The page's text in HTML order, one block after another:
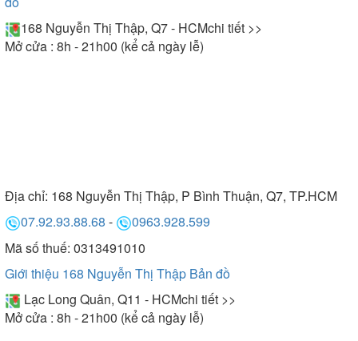
168 Nguyễn Thị Thập, Q7 - HCMchi tiết >>
Mở cửa : 8h - 21h00 (kể cả ngày lễ)
Địa chỉ: 168 Nguyễn Thị Thập, P Bình Thuận, Q7, TP.HCM
07.92.93.88.68 -
0963.928.599
Mã số thuế: 0313491010
Giới thiệu 168 Nguyễn Thị Thập Bản đồ
Lạc Long Quân, Q11 - HCMchi tiết >>
Mở cửa : 8h - 21h00 (kể cả ngày lễ)